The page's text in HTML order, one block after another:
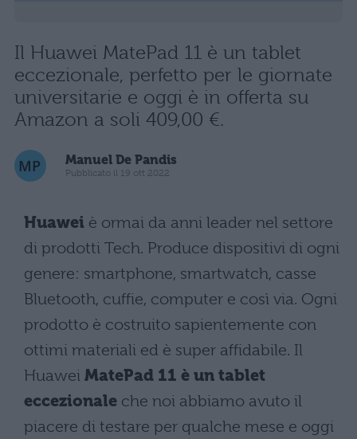
Il Huawei MatePad 11 è un tablet
eccezionale, perfetto per le giornate
universitarie e oggi è in offerta su
Amazon a soli 409,00 €.
Manuel De Pandis
Pubblicato il 19 ott 2022
Huawei è ormai da anni leader nel settore
di prodotti Tech. Produce dispositivi di ogni
genere: smartphone, smartwatch, casse
Bluetooth, cuffie, computer e così via. Ogni
prodotto è costruito sapientemente con
ottimi materiali ed è super affidabile. Il
Huawei MatePad 11 è un tablet
eccezionale che noi abbiamo avuto il
piacere di testare per qualche mese e oggi